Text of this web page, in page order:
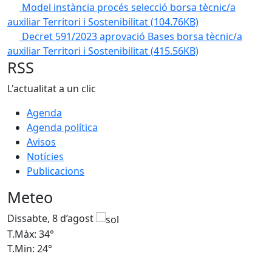
Model instància procés selecció borsa tècnic/a
auxiliar Territori i Sostenibilitat(104.76KB)
Decret 591/2023 aprovació Bases borsa tècnic/a
auxiliar Territori i Sostenibilitat(415.56KB)
RSS
L'actualitat a un clic
Agenda
Agenda política
Avisos
Notícies
Publicacions
Meteo
Dissabte, 8 d’agost
T.Màx: 34°
T.Min: 24°